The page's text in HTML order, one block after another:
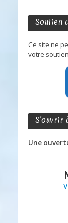
Soutien
Ce site ne
votre
S’ouvrir
Une